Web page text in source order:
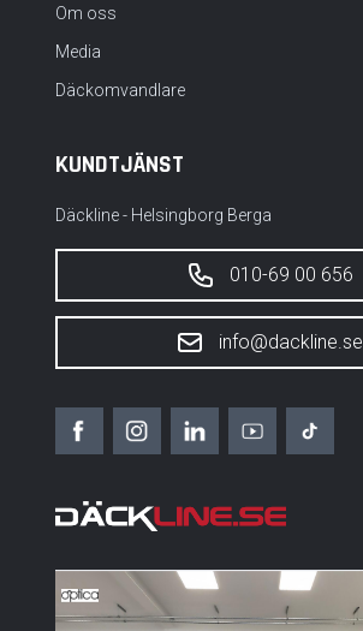
Om oss
Media
Däckomvandlare
KUNDTJÄNST
Däckline - Helsingborg Berga
010-69 00 656
info@dackline.se